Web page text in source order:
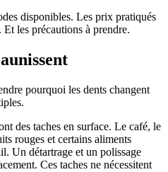
disponibles. Les prix pratiqués
les précautions à prendre.
pourquoi les dents changent
des taches en surface. Le café, le
rouges et certains aliments
Un détartrage et un polissage
Ces taches ne nécessitent